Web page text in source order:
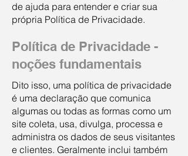
de ajuda para entender e criar sua
própria Política de Privacidade.
Política de Privacidade -
noções fundamentais
Dito isso, uma política de privacidade
é uma declaração que comunica
algumas ou todas as formas como um
site coleta, usa, divulga, processa e
administra os dados de seus visitantes
e clientes. Geralmente inclui também